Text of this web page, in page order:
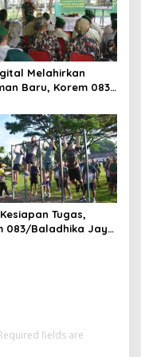
Melahirkan
Baru, Korem 083
Bangsa
Tugas,
083/Baladhika Jaya
fields are